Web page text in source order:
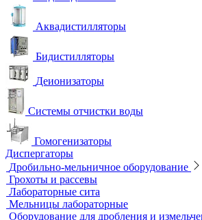
Аквадистилляторы
Бидистилляторы
Деионизаторы
Системы отчистки воды
Гомогенизаторы
Диспергаторы
Дробильно-мельничное оборудование
Грохоты и рассевы